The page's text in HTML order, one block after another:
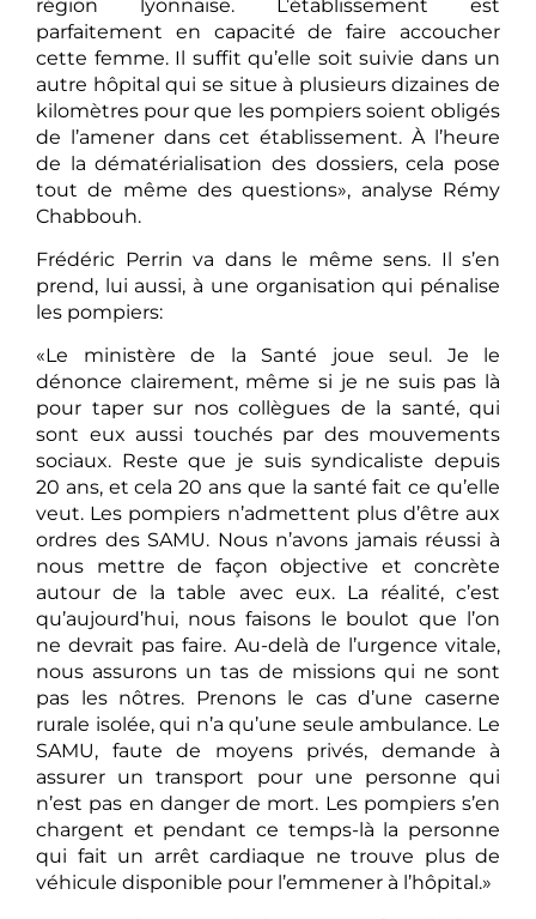
région lyonnaise. L’établissement est
parfaitement en capacité de faire accoucher
cette femme. Il suffit qu’elle soit suivie dans un
autre hôpital qui se situe à plusieurs dizaines de
kilomètres pour que les pompiers soient obligés
de l’amener dans cet établissement. À l’heure
de la dématérialisation des dossiers, cela pose
tout de même des questions», analyse Rémy
Chabbouh.
Frédéric Perrin va dans le même sens. Il s’en
prend, lui aussi, à une organisation qui pénalise
les pompiers:
«Le ministère de la Santé joue seul. Je le
dénonce clairement, même si je ne suis pas là
pour taper sur nos collègues de la santé, qui
sont eux aussi touchés par des mouvements
sociaux. Reste que je suis syndicaliste depuis
20 ans, et cela 20 ans que la santé fait ce qu’elle
veut. Les pompiers n’admettent plus d’être aux
ordres des SAMU. Nous n’avons jamais réussi à
nous mettre de façon objective et concrète
autour de la table avec eux. La réalité, c’est
qu’aujourd’hui, nous faisons le boulot que l’on
ne devrait pas faire. Au-delà de l’urgence vitale,
nous assurons un tas de missions qui ne sont
pas les nôtres. Prenons le cas d’une caserne
rurale isolée, qui n’a qu’une seule ambulance. Le
SAMU, faute de moyens privés, demande à
assurer un transport pour une personne qui
n’est pas en danger de mort. Les pompiers s’en
chargent et pendant ce temps-là la personne
qui fait un arrêt cardiaque ne trouve plus de
véhicule disponible pour l’emmener à l’hôpital.»